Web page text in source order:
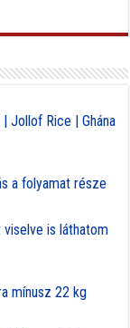
Jollof Rice | Ghána
a folyamat része
is láthatom
mínusz 22 kg